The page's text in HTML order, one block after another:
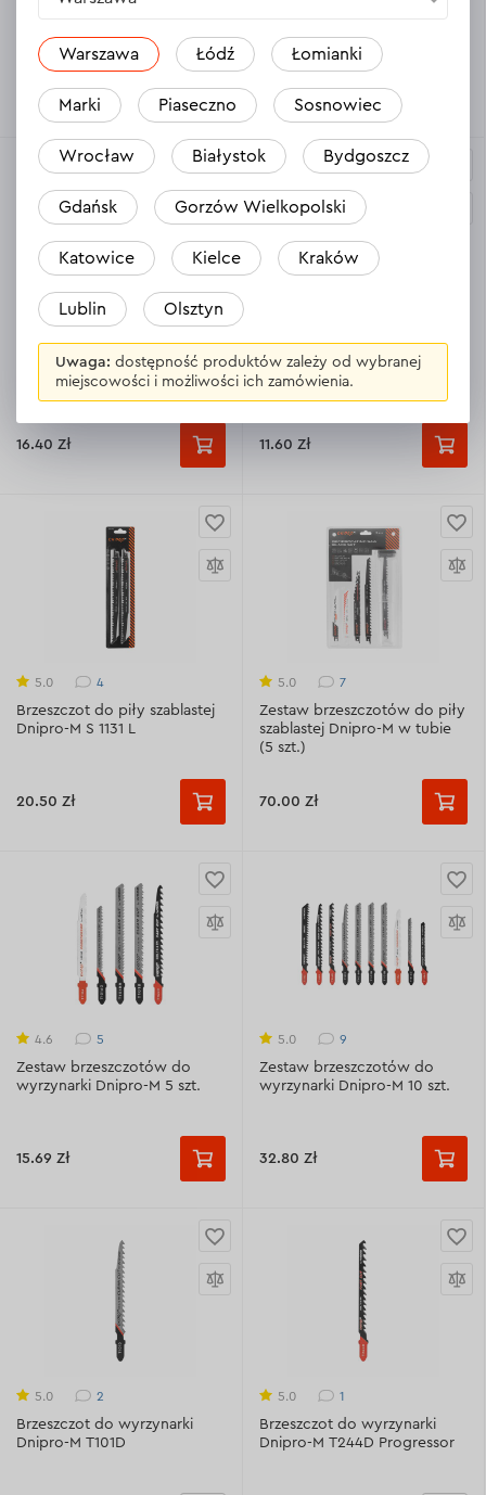
Dnipro-M Progressor S 2345
22.69 Zł
Dnipro-M S 1122 HF
18.60 Zł
5.0 2
Brzeszczot do piły szablastej
Dnipro-M S 1 542 K
16.40 Zł
Brzeszczot do piły szablastej
Dnipro-M S 644 D
11.60 Zł
5.0 4
Brzeszczot do piły szablastej
Dnipro-M S 1131 L
20.50 Zł
5.0 7
Zestaw brzeszczotów do piły
szablastej Dnipro-M w tubie
(5 szt.)
70.00 Zł
4.6 5
Zestaw brzeszczotów do
wyrzynarki Dnipro-M 5 szt.
15.69 Zł
5.0 9
Zestaw brzeszczotów do
wyrzynarki Dnipro-M 10 szt.
32.80 Zł
5.0 2
Brzeszczot do wyrzynarki
Dnipro-M T101D
5.0 1
Brzeszczot do wyrzynarki
Dnipro-M T244D Progressor
Warszawa Łódź Łomianki
Marki Piaseczno Sosnowiec
Wrocław Białystok Bydgoszcz
Gdańsk Gorzów Wielkopolski
Katowice Kielce Kraków
Lublin Olsztyn
Uwaga: dostępność produktów zależy od wybranej
miejscowości i możliwości ich zamówienia.